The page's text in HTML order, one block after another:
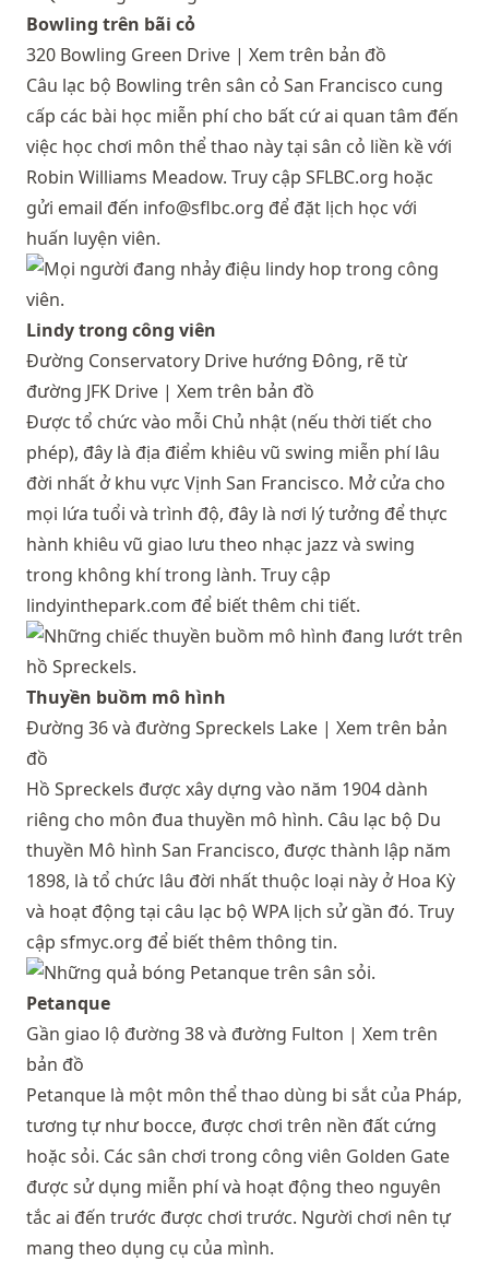
Bowling trên bãi cỏ
320 Bowling Green Drive | Xem trên bản đồ
Câu lạc bộ Bowling trên sân cỏ San Francisco cung
cấp các bài học miễn phí cho bất cứ ai quan tâm đến
việc học chơi môn thể thao này tại sân cỏ liền kề với
Robin Williams Meadow. Truy cập SFLBC.org hoặc
gửi email đến info@sflbc.org để đặt lịch học với
huấn luyện viên.
Lindy trong công viên
Đường Conservatory Drive hướng Đông, rẽ từ
đường JFK Drive | Xem trên bản đồ
Được tổ chức vào mỗi Chủ nhật (nếu thời tiết cho
phép), đây là địa điểm khiêu vũ swing miễn phí lâu
đời nhất ở khu vực Vịnh San Francisco. Mở cửa cho
mọi lứa tuổi và trình độ, đây là nơi lý tưởng để thực
hành khiêu vũ giao lưu theo nhạc jazz và swing
trong không khí trong lành. Truy cập
lindyinthepark.com để biết thêm chi tiết.
Thuyền buồm mô hình
Đường 36 và đường Spreckels Lake | Xem trên bản
đồ
Hồ Spreckels được xây dựng vào năm 1904 dành
riêng cho môn đua thuyền mô hình. Câu lạc bộ Du
thuyền Mô hình San Francisco, được thành lập năm
1898, là tổ chức lâu đời nhất thuộc loại này ở Hoa Kỳ
và hoạt động tại câu lạc bộ WPA lịch sử gần đó. Truy
cập sfmyc.org để biết thêm thông tin.
Petanque
Gần giao lộ đường 38 và đường Fulton | Xem trên
bản đồ
Petanque là một môn thể thao dùng bi sắt của Pháp,
tương tự như bocce, được chơi trên nền đất cứng
hoặc sỏi. Các sân chơi trong công viên Golden Gate
được sử dụng miễn phí và hoạt động theo nguyên
tắc ai đến trước được chơi trước. Người chơi nên tự
mang theo dụng cụ của mình.